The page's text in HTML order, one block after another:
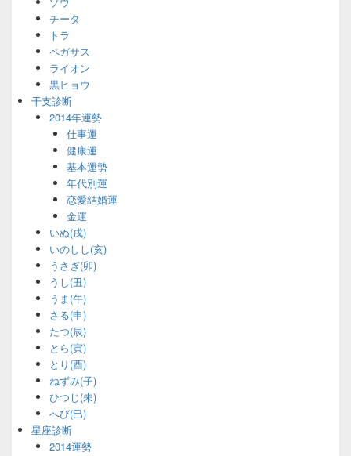
チータ
トラ
ペガサス
ライオン
黒ヒョウ
干支診断
2014年運勢
仕事運
健康運
基本運勢
年代別運
恋愛結婚運
金運
いぬ(戌)
いのしし(亥)
うさぎ(卯)
うし(丑)
うま(午)
さる(申)
たつ(辰)
とら(寅)
とり(酉)
ねずみ(子)
ひつじ(未)
へび(巳)
星座診断
2014運勢